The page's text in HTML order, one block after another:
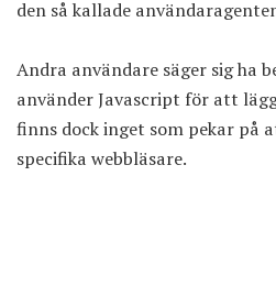
den så kallade
Andra användare säger sig ha
använder Javascript för att
finns dock inget som pekar på
specifika webbläsare.